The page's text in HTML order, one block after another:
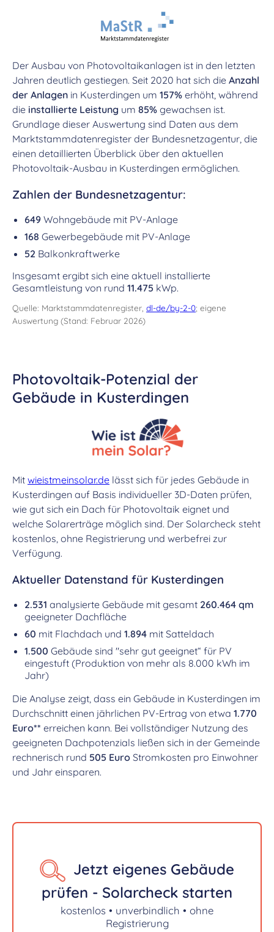
Der Ausbau von Photovoltaikanlagen ist in den letzten
Jahren deutlich gestiegen. Seit 2020 hat sich die Anzahl
der Anlagen in Kusterdingen um 157% erhöht, während
die installierte Leistung um 85% gewachsen ist.
Grundlage dieser Auswertung sind Daten aus dem
Marktstammdatenregister der Bundesnetzagentur, die
einen detaillierten Überblick über den aktuellen
Photovoltaik-Ausbau in Kusterdingen ermöglichen.
Zahlen der Bundesnetzagentur:
649 Wohngebäude mit PV-Anlage
168 Gewerbegebäude mit PV-Anlage
52 Balkonkraftwerke
Insgesamt ergibt sich eine aktuell installierte
Gesamtleistung von rund 11.475 kWp.
Quelle: Marktstammdatenregister, dl-de/by-2-0; eigene
Auswertung (Stand: Februar 2026)
Photovoltaik-Potenzial der
Gebäude in Kusterdingen
Mit wieistmeinsolar.de lässt sich für jedes Gebäude in
Kusterdingen auf Basis individueller 3D-Daten prüfen,
wie gut sich ein Dach für Photovoltaik eignet und
welche Solarerträge möglich sind. Der Solarcheck steht
kostenlos, ohne Registrierung und werbefrei zur
Verfügung.
Aktueller Datenstand für Kusterdingen
2.531 analysierte Gebäude mit gesamt 260.464 qm
geeigneter Dachfläche
60 mit Flachdach und 1.894 mit Satteldach
1.500 Gebäude sind "sehr gut geeignet“ für PV
eingestuft (Produktion von mehr als 8.000 kWh im
Jahr)
Die Analyse zeigt, dass ein Gebäude in Kusterdingen im
Durchschnitt einen jährlichen PV-Ertrag von etwa 1.770
Euro** erreichen kann. Bei vollständiger Nutzung des
geeigneten Dachpotenzials ließen sich in der Gemeinde
rechnerisch rund 505 Euro Stromkosten pro Einwohner
und Jahr einsparen.
Jetzt eigenes Gebäude
prüfen - Solarcheck starten
kostenlos • unverbindlich • ohne
Registrierung